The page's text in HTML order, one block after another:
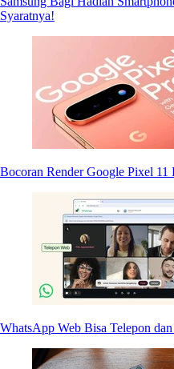
Syaratnya!
Bocoran Render Google Pixel
WhatsApp Web Bisa Telepon